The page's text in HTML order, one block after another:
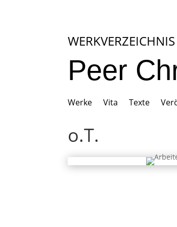
WERKVERZEICHNIS
Peer
Werke Vita Texte
o.T.